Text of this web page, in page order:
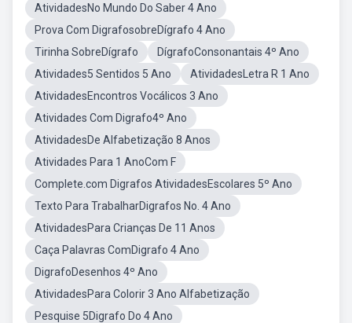
AtividadesNo Mundo Do Saber 4 Ano
Prova Com DigrafosobreDígrafo 4 Ano
Tirinha SobreDígrafo
DígrafoConsonantais 4º Ano
Atividades5 Sentidos 5 Ano
AtividadesLetra R 1 Ano
AtividadesEncontros Vocálicos 3 Ano
Atividades Com Digrafo4º Ano
AtividadesDe Alfabetização 8 Anos
Atividades Para 1 AnoCom F
Complete.com Digrafos AtividadesEscolares 5º Ano
Texto Para TrabalharDigrafos No. 4 Ano
AtividadesPara Crianças De 11 Anos
Caça Palavras ComDigrafo 4 Ano
DigrafoDesenhos 4º Ano
AtividadesPara Colorir 3 Ano Alfabetização
Pesquise 5Digrafo Do 4 Ano